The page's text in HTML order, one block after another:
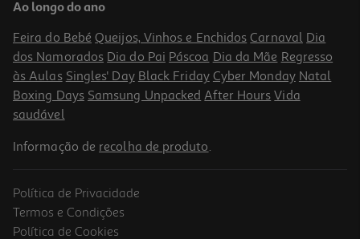
26.25 €/Kg
1,89 €
Ao longo do ano
Feira do Bebé Queijos, Vinhos e Enchidos Carnaval Dia
dos Namorados Dia do Pai Páscoa Dia da Mãe Regresso
às Aulas Singles' Day Black Friday Cyber Monday Natal
Boxing Days Samsung Unpacked After Hours Vida
saudável
Informação de recolha de produto.
Política de Privacidade
Termos e Condições
Política de Cookies